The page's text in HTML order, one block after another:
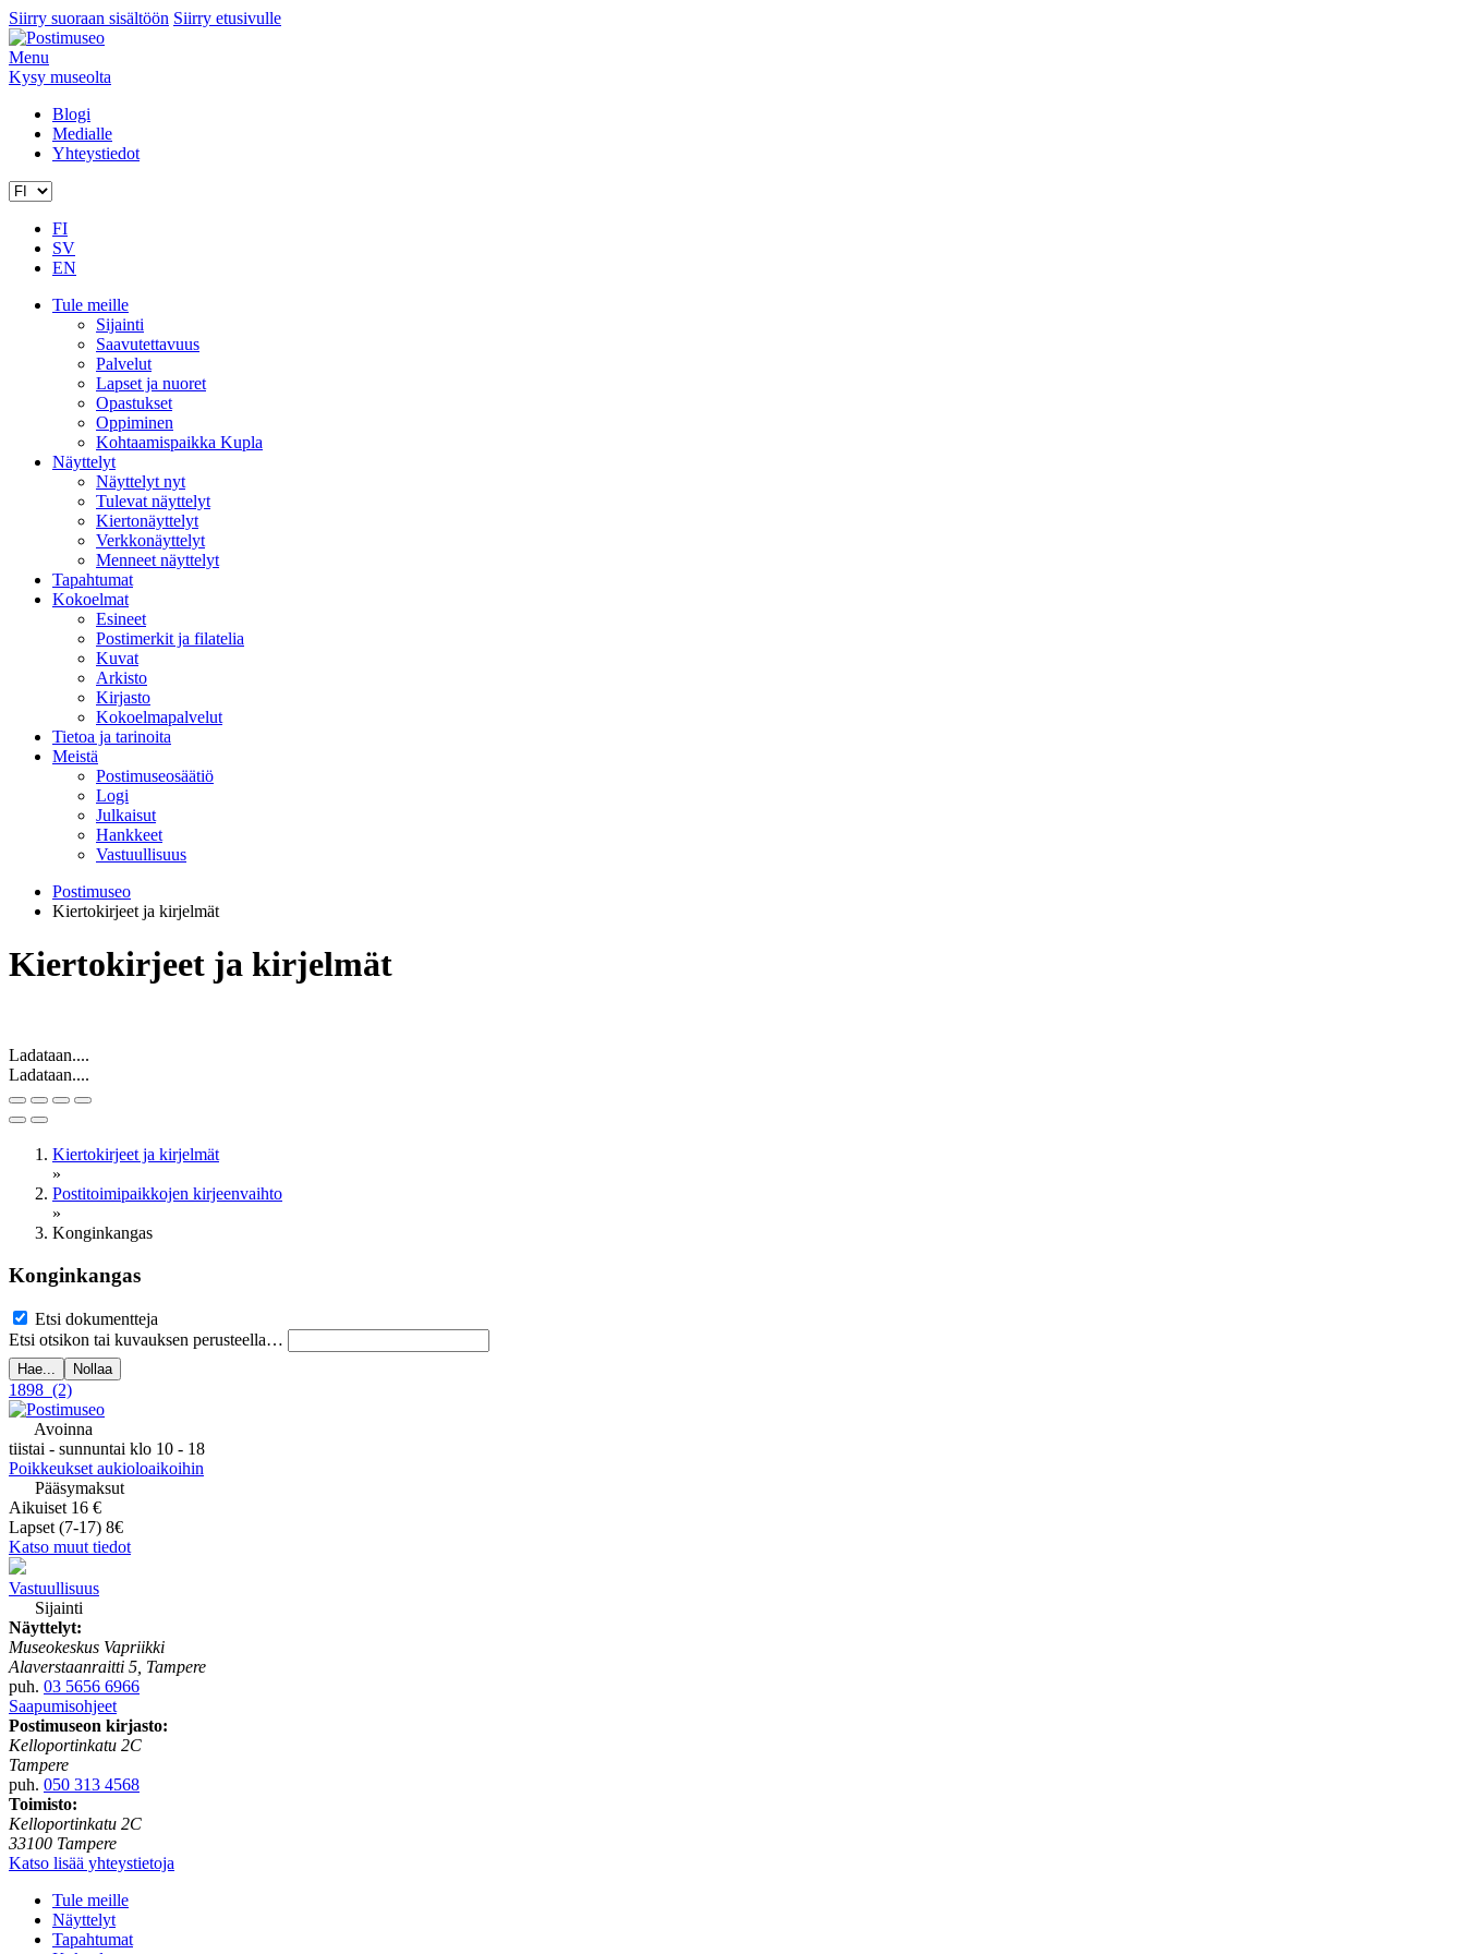
Siirry suoraan sisältöön Siirry etusivulle
Menu
Kysy museolta
Blogi
Medialle
Yhteystiedot
FI
SV
EN
Tule meille
Sijainti
Saavutettavuus
Palvelut
Lapset ja nuoret
Opastukset
Oppiminen
Kohtaamispaikka Kupla
Näyttelyt
Näyttelyt nyt
Tulevat näyttelyt
Kiertonäyttelyt
Verkkonäyttelyt
Menneet näyttelyt
Tapahtumat
Kokoelmat
Esineet
Postimerkit ja filatelia
Kuvat
Arkisto
Kirjasto
Kokoelmapalvelut
Tietoa ja tarinoita
Meistä
Postimuseosäätiö
Logi
Julkaisut
Hankkeet
Vastuullisuus
Postimuseo
Kiertokirjeet ja kirjelmät
Kiertokirjeet ja kirjelmät
Ladataan....
Ladataan....
Kiertokirjeet ja kirjelmät
»
Postitoimipaikkojen kirjeenvaihto
»
Konginkangas
Konginkangas
Etsi dokumentteja
Etsi otsikon tai kuvauksen perusteella…
Hae... Nollaa
1898 (2)
Avoinna
tiistai - sunnuntai klo 10 - 18
Poikkeukset aukioloaikoihin
Pääsymaksut
Aikuiset 16 €
Lapset (7-17) 8€
Katso muut tiedot
Vastuullisuus
Sijainti
Näyttelyt:
Museokeskus Vapriikki
Alaverstaanraitti 5, Tampere
puh. 03 5656 6966
Saapumisohjeet
Postimuseon kirjasto:
Kelloportinkatu 2C
Tampere
puh. 050 313 4568
Toimisto:
Kelloportinkatu 2C
33100 Tampere
Katso lisää yhteystietoja
Tule meille
Näyttelyt
Tapahtumat